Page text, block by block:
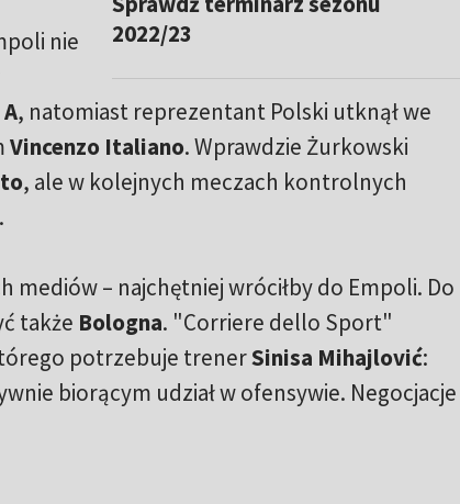
2022/23
nie
, natomiast reprezentant Polski utknął we
Vincenzo Italiano. Wprawdzie Żurkowski
, ale w kolejnych meczach kontrolnych
mediów – najchętniej wróciłby do Empoli. Do
także Bologna. "Corriere dello Sport"
potrzebuje trenerSinisa Mihajlović:
biorącym udział w ofensywie. Negocjacje